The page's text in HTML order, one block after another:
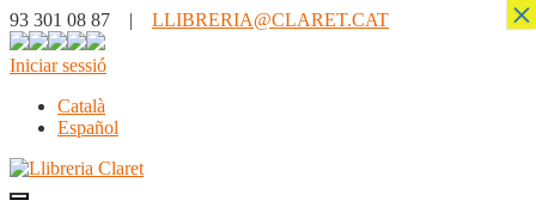
93 301 08 87 | LLIBRERIA@CLARET.CAT
Iniciar sessió
Català
Español
×